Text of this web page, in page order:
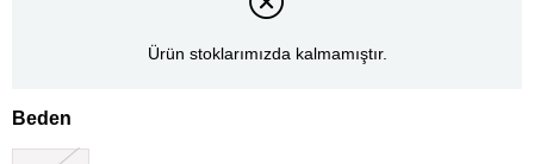
Ürün stoklarımızda kalmamıştır.
Beden